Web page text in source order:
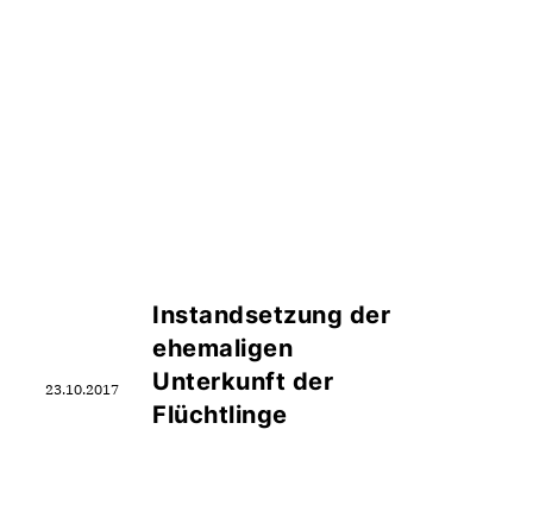
DOWNLOAD
23.10.2017
Instandsetzung der
ehemaligen
Unterkunft der
Flüchtlinge